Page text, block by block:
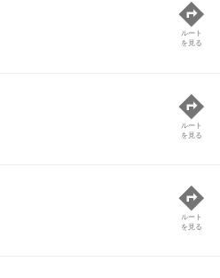
ルート
を見る
ルート
を見る
ルート
を見る